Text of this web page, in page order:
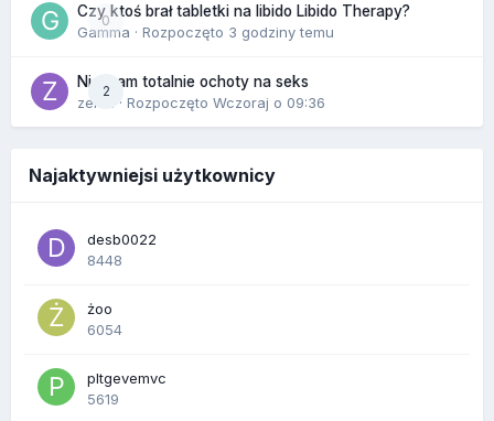
0
Czy ktoś brał tabletki na libido Libido Therapy?
Gamma · Rozpoczęto 3 godziny temu
2
Nie mam totalnie ochoty na seks
zenla
· Rozpoczęto Wczoraj o 09:36
Najaktywniejsi użytkownicy
desb0022
8448
żoo
6054
pltgevemvc
5619